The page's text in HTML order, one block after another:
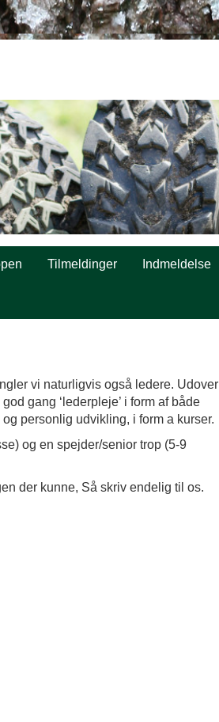
Tilmeldinger Indmeldelse
vi naturligvis også ledere. Udover
gang ‘lederpleje’ i form af både
personlig udvikling, i form a kurser.
og en spejder/senior trop (5-9
der kunne, Så skriv endelig til os.